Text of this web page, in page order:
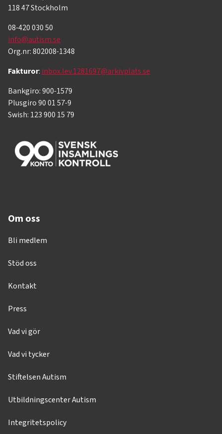
118 47 Stockholm
08-420 030 50
info@autism.se
Org.nr: 802008-1348
Fakturor:inbox.lev.1281697@arkivplats.se
Bankgiro: 900-1579
Plusgiro 90 01 57-9
Swish: 123 900 15 79
Om oss
Bli medlem
Stöd oss
Kontakt
Press
Vad vi gör
Vad vi tycker
Stiftelsen Autism
Utbildningscenter Autism
Integritetspolicy